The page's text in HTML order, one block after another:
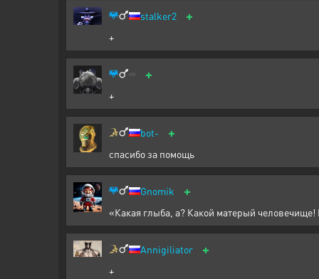
stalker2 +
+
+
+
bot- +
спасибо за помощь
Gnomik +
«Какая глыба, а? Какой матерый человечище!
Annigiliator +
+